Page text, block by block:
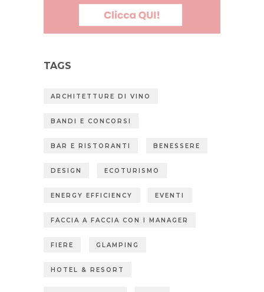
TAGS
ARCHITETTURE DI VINO
BANDI E CONCORSI
BAR E RISTORANTI BENESSERE
DESIGN ECOTURISMO
ENERGY EFFICIENCY EVENTI
FACCIA A FACCIA CON I MANAGER
FIERE GLAMPING
HOTEL & RESORT